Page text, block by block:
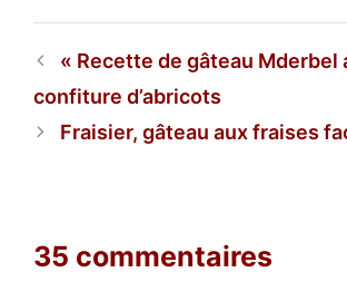
Recette de gâteau Mderbel
confiture d’abricots
Fraisier, gâteau aux fraises
35 commentaires